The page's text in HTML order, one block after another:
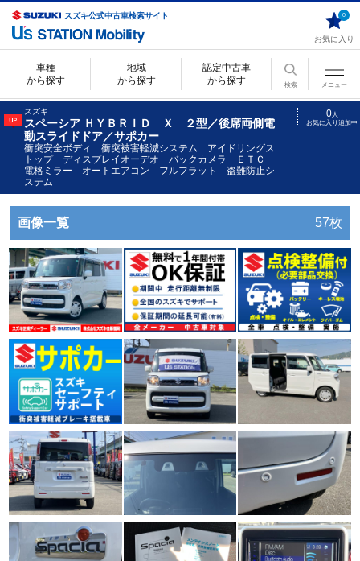
スズキ公式中古車検索サイト
お気に入り
0
車種
から探す
地域
から探す
認定中古車
から探す
検索 メニュー
スズキ
スペーシア ＨＹＢＲＩＤ Ｘ ２型／後席両側電
動スライドドア／サポカー
衝突安全ボディ 衝突被害軽減システム アイドリングス
トップ ディスプレイオーデオ バックカメラ ＥＴＣ
電格ミラー オートエアコン フルフラット 盗難防止シ
ステム
0人
お気に入り追加中
画像一覧 57枚